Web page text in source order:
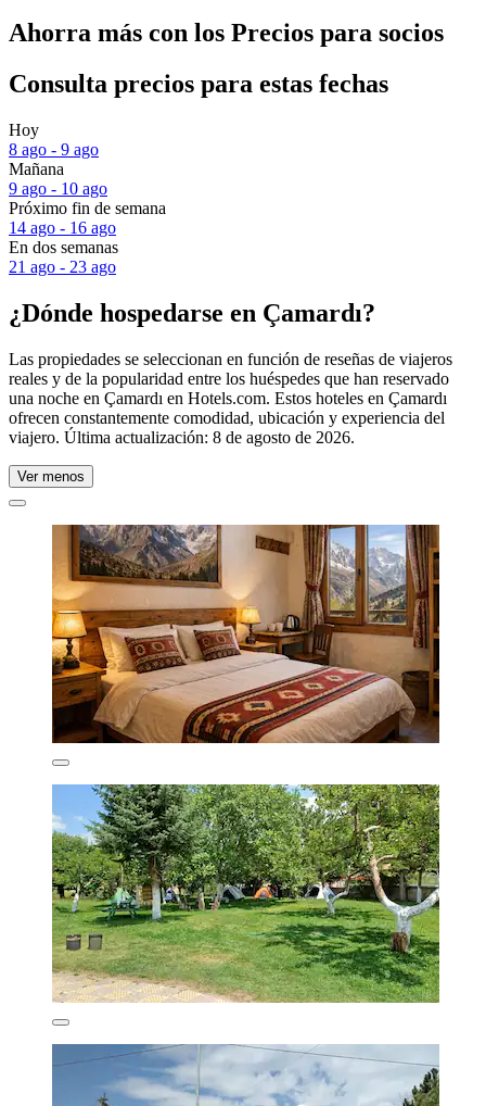
Ahorra más con los Precios para socios
Consulta precios para estas fechas
Hoy
8 ago - 9 ago
Mañana
9 ago - 10 ago
Próximo fin de semana
14 ago - 16 ago
En dos semanas
21 ago - 23 ago
¿Dónde hospedarse en Çamardı?
Las propiedades se seleccionan en función de reseñas de viajeros
reales y de la popularidad entre los huéspedes que han reservado
una noche en Çamardı en Hotels.com. Estos hoteles en Çamardı
ofrecen constantemente comodidad, ubicación y experiencia del
viajero. Última actualización: 8 de agosto de 2026.
Ver menos